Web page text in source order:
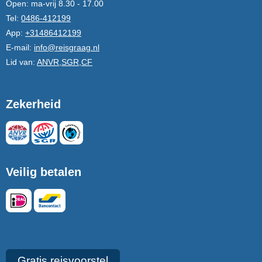
Open: ma-vrij 8.30 - 17.00
Tel: 0486-412199
App: +31486412199
E-mail: info@reisgraag.nl
Lid van: ANVR,SGR,CF
Zekerheid
Veilig betalen